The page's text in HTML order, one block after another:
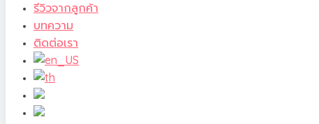
รีวิวจากลูกค้า
บทความ
ติดต่อเรา